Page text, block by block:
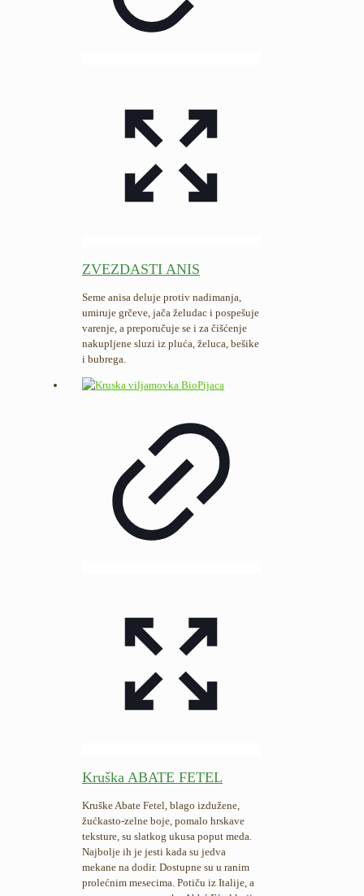
ZVEZDASTI ANIS
Seme anisa deluje protiv nadimanja,
umiruje grčeve, jača želudac i pospešuje
varenje, a preporučuje se i za čišćenje
nakupljene sluzi iz pluća, želuca, bešike
i bubrega.
Kruška ABATE FETEL
Kruške Abate Fetel, blago izdužene,
žućkasto-zelne boje, pomalo hrskave
teksture, su slatkog ukusa poput meda.
Najbolje ih je jesti kada su jedva
mekane na dodir. Dostupne su u ranim
prolećnim mesecima. Potiču iz Italije, a